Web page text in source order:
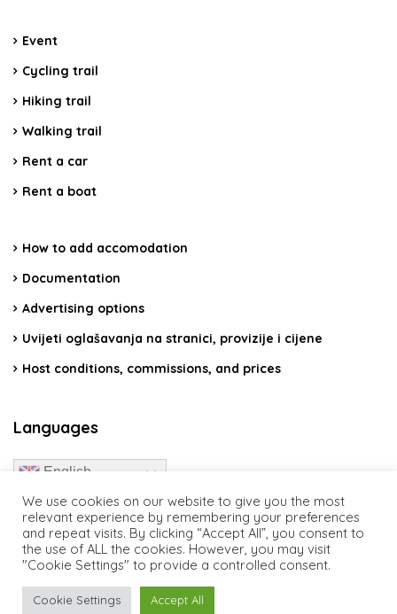
Event
Cycling trail
Hiking trail
Walking trail
Rent a car
Rent a boat
How to add accomodation
Documentation
Advertising options
Uvijeti oglašavanja na stranici, provizije i cijene
Host conditions, commissions, and prices
Languages
English
travelcroatia.live - All rights reserved
We use cookies on our website to give you the most
relevant experience by remembering your preferences
and repeat visits. By clicking “Accept All”, you consent to
the use of ALL the cookies. However, you may visit
"Cookie Settings" to provide a controlled consent.
Cookie Settings Accept All